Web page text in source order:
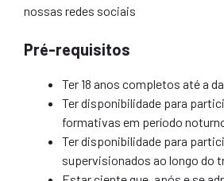
nossas redes sociais
Pré-requisitos
Ter 18 anos completos até a
Ter disponibilidade para
formativas em período
Ter disponibilidade para
supervisionados ao longo do